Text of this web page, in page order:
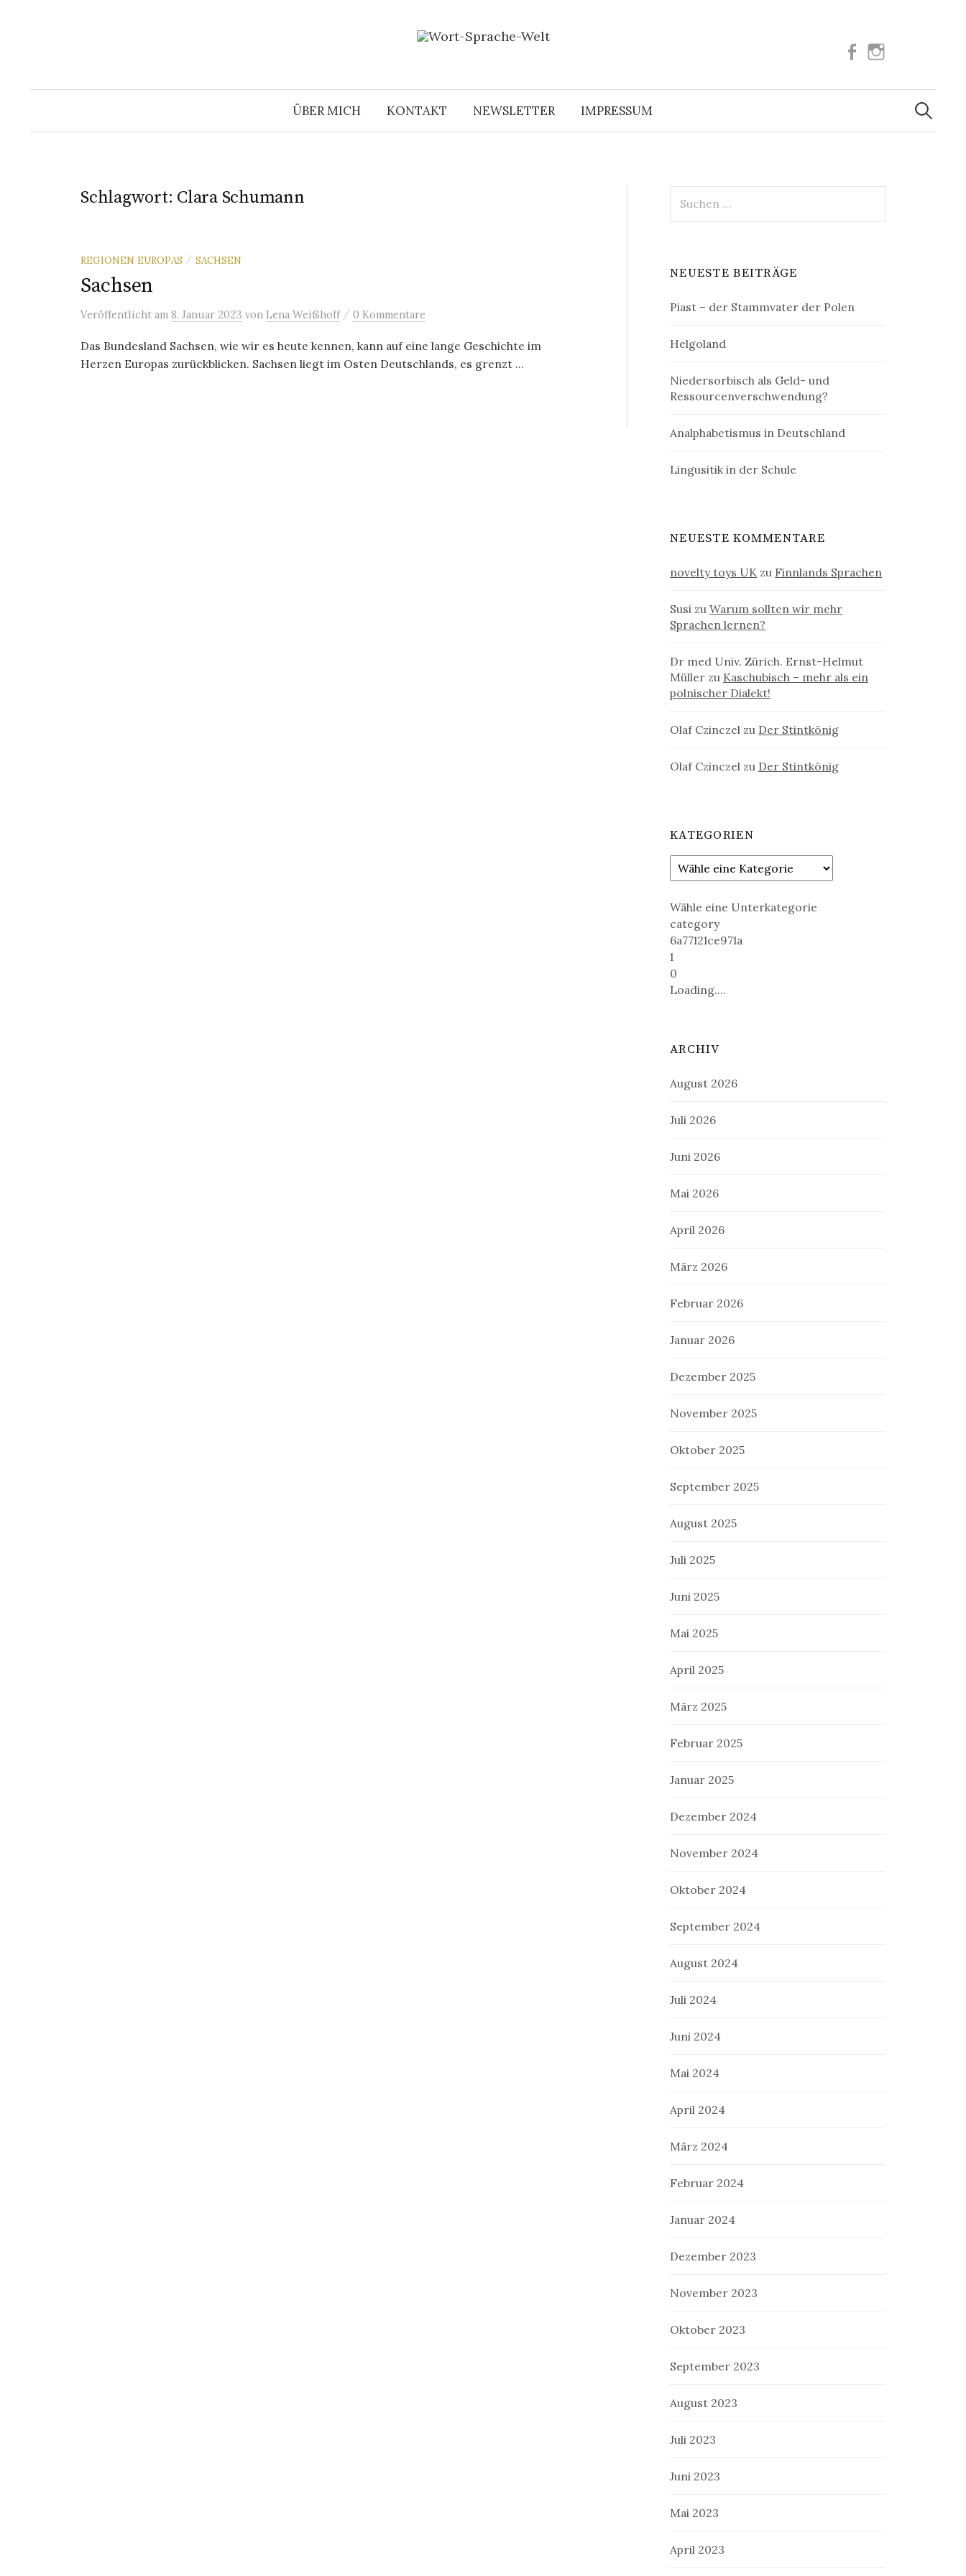
Facebook
ÜBER MICH KONTAKT NEWSLETTER IMPRESSUM
Suchen
nach:
Schlagwort: Clara Schumann
REGIONEN EUROPAS / SACHSEN
Sachsen
Veröffentlicht am 8. Januar 2023 von Lena Weißhoff / 0 Kommentare
Das Bundesland Sachsen, wie wir es heute kennen, kann auf eine lange Geschichte im
Herzen Europas zurückblicken. Sachsen liegt im Osten Deutschlands, es grenzt ...
nach:
NEUESTE BEITRÄGE
Piast – der Stammvater der Polen
Helgoland
Niedersorbisch als Geld- und
Ressourcenverschwendung?
Analphabetismus in Deutschland
Lingusitik in der Schule
NEUESTE KOMMENTARE
novelty toys UK zu Finnlands Sprachen
Susi zuWarum sollten wir mehr
Sprachen lernen?
Dr med Univ. Zürich. Ernst-Helmut
Müller zu Kaschubisch – mehr als ein
polnischer Dialekt!
Olaf Czinczel zu Der Stintkönig
Olaf Czinczel zu Der Stintkönig
KATEGORIEN
Wähle eine Unterkategorie
category
6a77121ce971a
1
0
Loading....
ARCHIV
August 2026
Juli 2026
Juni 2026
Mai 2026
April 2026
März 2026
Februar 2026
Januar 2026
Dezember 2025
November 2025
Oktober 2025
September 2025
August 2025
Juli 2025
Juni 2025
Mai 2025
April 2025
März 2025
Februar 2025
Januar 2025
Dezember 2024
November 2024
Oktober 2024
September 2024
August 2024
Juli 2024
Juni 2024
Mai 2024
April 2024
März 2024
Februar 2024
Januar 2024
Dezember 2023
November 2023
Oktober 2023
September 2023
August 2023
Juli 2023
Juni 2023
Mai 2023
April 2023